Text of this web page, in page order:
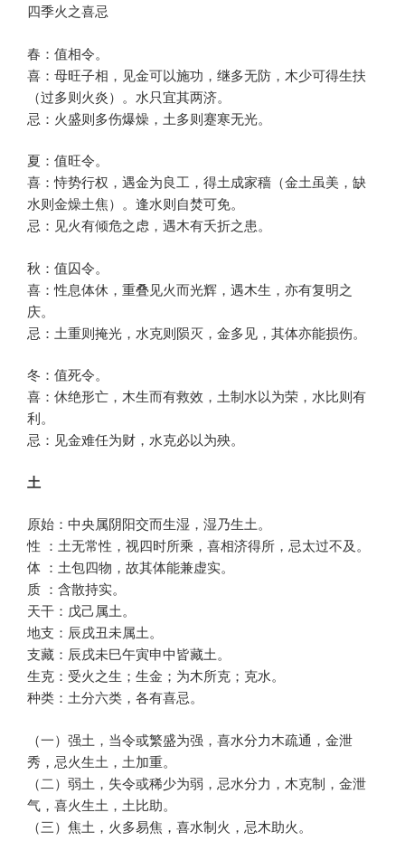
四季火之喜忌
春：值相令。
喜：母旺子相，见金可以施功，继多无防，木少可得生扶
（过多则火炎）。水只宜其两济。
忌：火盛则多伤爆燥，土多则蹇寒无光。
夏：值旺令。
喜：恃势行权，遇金为良工，得土成家穑（金土虽美，缺
水则金燥土焦）。逢水则自焚可免。
忌：见火有倾危之虑，遇木有夭折之患。
秋：值囚令。
喜：性息体休，重叠见火而光辉，遇木生，亦有复明之
庆。
忌：土重则掩光，水克则陨灭，金多见，其体亦能损伤。
冬：值死令。
喜：休绝形亡，木生而有救效，土制水以为荣，水比则有
利。
忌：见金难任为财，水克必以为殃。
土
原始：中央属阴阳交而生湿，湿乃生土。
性 ：土无常性，视四时所乘，喜相济得所，忌太过不及。
体 ：土包四物，故其体能兼虚实。
质 ：含散持实。
天干：戊己属土。
地支：辰戌丑未属土。
支藏：辰戌未巳午寅申中皆藏土。
生克：受火之生；生金；为木所克；克水。
种类：土分六类，各有喜忌。
（一）强土，当令或繁盛为强，喜水分力木疏通，金泄
秀，忌火生土，土加重。
（二）弱土，失令或稀少为弱，忌水分力，木克制，金泄
气，喜火生土，土比助。
（三）焦土，火多易焦，喜水制火，忌木助火。